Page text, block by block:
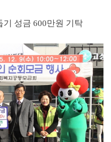
기 성금 600만원 기탁